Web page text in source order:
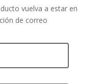
vuelva a estar en
de correo